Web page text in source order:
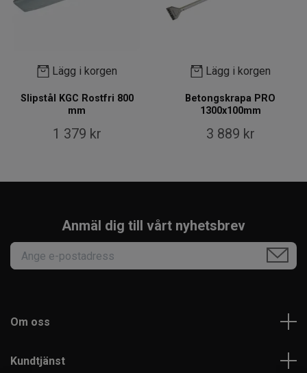
Lägg i korgen
Slipstål KGC Rostfri 800
mm
1 379 kr
Lägg i korgen
Betongskrapa PRO
1300x100mm
3 889 kr
Anmäl dig till vårt nyhetsbrev
Om oss
Kundtjänst